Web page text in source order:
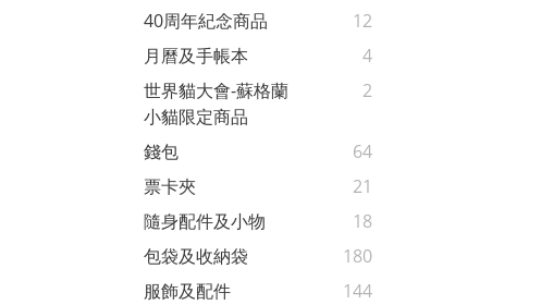
40周年紀念商品
12
月曆及手帳本
4
世界貓大會-蘇格蘭
小貓限定商品
2
錢包
64
票卡夾
21
隨身配件及小物
18
包袋及收納袋
180
服飾及配件
144